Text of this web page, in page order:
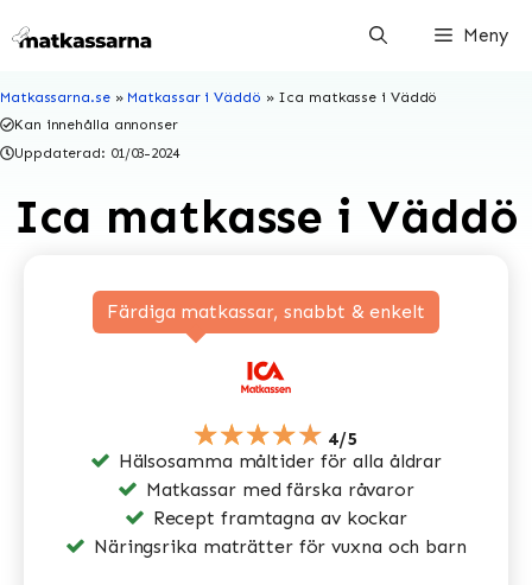
till
Meny
Matkassarna.se» Matkassar i Väddö » Ica matkasse i Väddö
Kan innehålla annonser
Uppdaterad: 01/03-2024
Ica matkasse i Väddö
Färdiga matkassar, snabbt & enkelt
★★★★★ 4/5
Hälsosamma måltider för alla åldrar
Matkassar med färska råvaror
Recept framtagna av kockar
Näringsrika maträtter för vuxna och barn